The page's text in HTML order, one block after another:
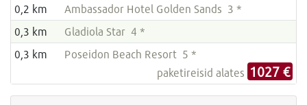
0,2 km
Ambassador Hotel Golden Sands 3 *
0,3 km
Gladiola Star 4 *
0,3 km
Poseidon Beach Resort 5 *
paketireisid alates 1027 €